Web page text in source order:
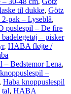
til dukke, Götz
2-pak – Lyseblå,
puslespil – De fire
badelegetøj – pisker
, HABA fløjte /
– Bedstemor Lena,
–
, Haba knoppuslespil
, HABA